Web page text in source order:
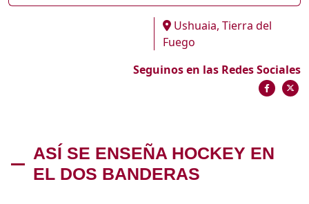
Ushuaia, Tierra del
Fuego
Seguinos en las Redes Sociales
ASÍ SE ENSEÑA HOCKEY EN
EL DOS BANDERAS